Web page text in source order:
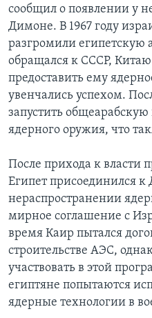
сообщил о появлении у
Димоне. В 1967 году
разгромили египетскую
обращался к СССР,
предоставить ему
увенчались успехом.
запустить
ядерного оружия, что
После прихода к власти
Египет присоединился к
нераспространении
мирное соглашение с
время Каир пытался
строительстве АЭС,
участвовать в этой
египтяне попытаются
ядерные технологии в